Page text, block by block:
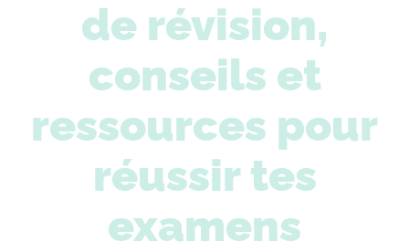
de révision,
conseils et
ressources pour
réussir tes
examens